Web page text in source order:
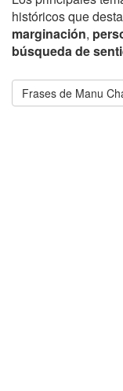
históricos que
marginación,
búsqueda de
Frases de Manu